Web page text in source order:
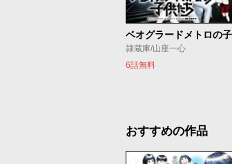
隷蔵庫/山座一心
6話無料
おすすめの作品